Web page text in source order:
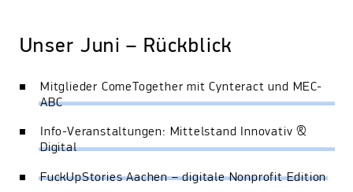
Unser Juni – Rückblick
Mitglieder ComeTogether mit Cynteract und MEC-
ABC
Info-Veranstaltungen: Mittelstand Innovativ &
Digital
FuckUpStories Aachen – digitale Nonprofit Edition